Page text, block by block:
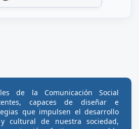
de la Comunicación Social
capaces de diseñar e
que impulsen el desarrollo
cultural de nuestra sociedad,